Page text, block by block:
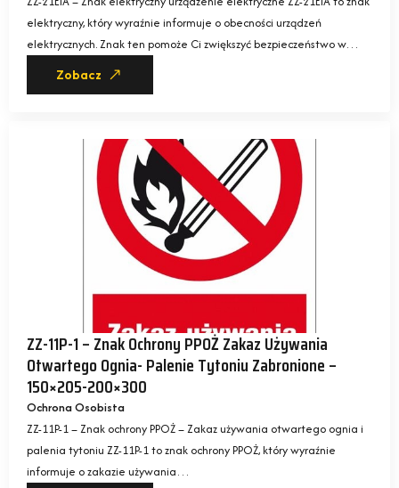
elektryczny, który wyraźnie informuje o obecności urządzeń
elektrycznych. Znak ten pomoże Ci zwiększyć bezpieczeństwo w…
Zobacz
ZZ-11P-1 – Znak Ochrony PPOŻ Zakaz Używania
Otwartego Ognia- Palenie Tytoniu Zabronione –
150×205-200×300
Ochrona Osobista
ZZ-11P-1 – Znak ochrony PPOŻ – Zakaz używania otwartego ognia i
palenia tytoniu ZZ-11P-1 to znak ochrony PPOŻ, który wyraźnie
informuje o zakazie używania…